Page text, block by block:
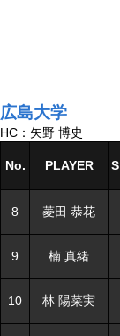
広島大学
HC：矢野 博史
No. PLAYER S
8 菱田 恭花
9 楠 真緒
10 林 陽菜実